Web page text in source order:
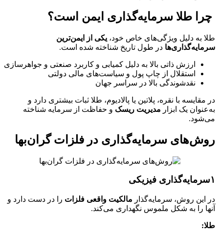
️ چرا طلا سرمایه‌گذاری ایمن است؟
طلا به دلیل ویژگی‌های خاص خود، یکی از ایمن‌ترین
سرمایه‌گذاری‌ها در طول تاریخ شناخته شده است.
ارزش ذاتی بالا به دلیل کمیابی و کاربرد صنعتی و جواهرسازی
استقلال از چاپ پول و سیاست‌های مالی دولتی
نقدشوندگی بالا در سراسر جهان
در مقایسه با نقره، پلاتین یا پالادیوم، طلا ثبات بیشتری دارد و
به‌عنوان یک ابزار مدیریت ریسک و حفاظت از سرمایه شناخته
می‌شود.
روش‌های سرمایه‌گذاری در فلزات گران‌بها
۱️سرمایه‌گذاری فیزیکی
در این روش، سرمایه‌گذار مالکیت واقعی فلزات را در دست دارد و
آنها را به شکل ملموس نگهداری می‌کند.
طلا: